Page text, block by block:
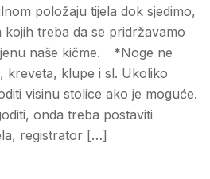
položaju tijela dok sjedimo,
treba da se pridržavamo
naše kičme.⠀ *Noge ne
kreveta, klupe i sl. Ukoliko
visinu stolice ako je moguće.
onda treba postaviti
registrator […]